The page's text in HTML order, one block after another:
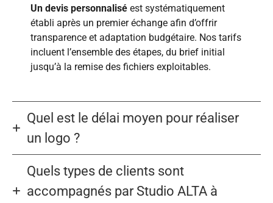
Un devis personnalisé est systématiquement
établi après un premier échange afin d’offrir
transparence et adaptation budgétaire. Nos tarifs
incluent l’ensemble des étapes, du brief initial
jusqu’à la remise des fichiers exploitables.
Quel est le délai moyen pour réaliser
un logo ?
Quels types de clients sont
accompagnés par Studio ALTA à